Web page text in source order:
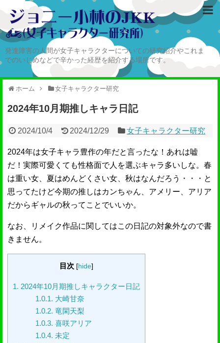
発達障害の人間が女子キャラクターについての研究紹介やこれま
でのいじめなどで辛かった経歴を紹介する場所です。
ホーム 女子キャラクター研究
2024年10月期推しキャラ日記
2024/10/4 2024/12/29 女子キャラクター研究
2024年は女子キャラ豊作の年だと言ったな！あれは嘘
だ！実際可愛くても性格面で人を選ぶキャラ多いしな。春
は重い女、夏はめんどくさい女、秋はなんだろう・・・と
思ってたけど今期の推しはカンちゃん、アメリー、アリア
だからギャルの秋ってことでいいか。
なお、リメイク作品に関してはこの日記の対象外なので書
きません。
目次 [hide]
1. 2024年10月期推しキャラクター日記
1.0.1. 大崎甘奈
1.0.2. 竜閑天梨
1.0.3. 喜咲アリア
1.0.4. 未定